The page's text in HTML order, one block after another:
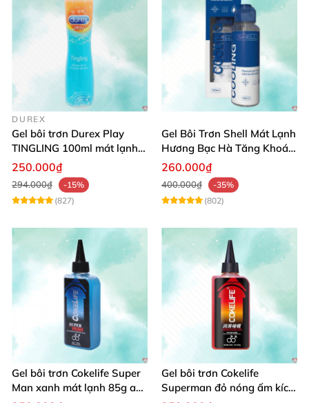
DUREX
Gel bôi trơn Durex Play
TINGLING 100ml mát lạnh,
kích thích cực đỉnh
250.000₫
294.000₫
-15%
(827)
Gel Bôi Trơn Shell Mát Lạnh
Hương Bạc Hà Tăng Khoái
Cảm 100ml
260.000₫
400.000₫
-35%
(802)
Gel bôi trơn Cokelife Super
Man xanh mát lạnh 85g an
Gel bôi trơn Cokelife
Superman đỏ nóng ấm kích